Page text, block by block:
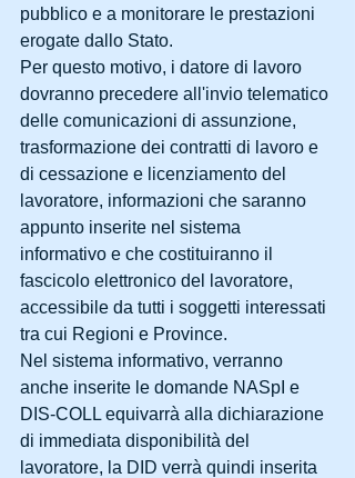
pubblico e a monitorare le prestazioni
erogate dallo Stato.
Per questo motivo, i datore di lavoro
dovranno precedere all'invio telematico
delle comunicazioni di assunzione,
trasformazione dei contratti di lavoro e
di cessazione e licenziamento del
lavoratore, informazioni che saranno
appunto inserite nel sistema
informativo e che costituiranno il
fascicolo elettronico del lavoratore,
accessibile da tutti i soggetti interessati
tra cui Regioni e Province.
Nel sistema informativo, verranno
anche inserite le domande NASpI e
DIS-COLL equivarrà alla dichiarazione
di immediata disponibilità del
lavoratore, la DID verrà quindi inserita